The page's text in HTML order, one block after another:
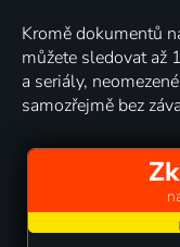
Kromě dokumentů
můžete sledovat až
a seriály,
samozřejmě bez